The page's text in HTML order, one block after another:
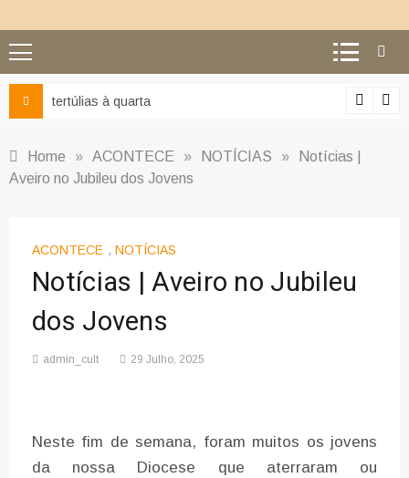
tertúlias à quarta
Home » ACONTECE » NOTÍCIAS »
Notícias |
Aveiro no Jubileu dos Jovens
ACONTECE , NOTÍCIAS
Notícias | Aveiro no Jubileu
dos Jovens
admin_cult 29 Julho, 2025
Neste fim de semana, foram muitos os jovens
da nossa Diocese que aterraram ou